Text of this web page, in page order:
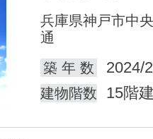
兵庫県神戸市中
通
築 年 数
2024/
建物階数 15階